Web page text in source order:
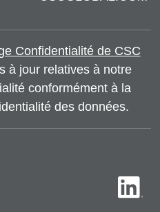
Confidentialité de CSC
à jour relatives à notre
conformément à la
des données.